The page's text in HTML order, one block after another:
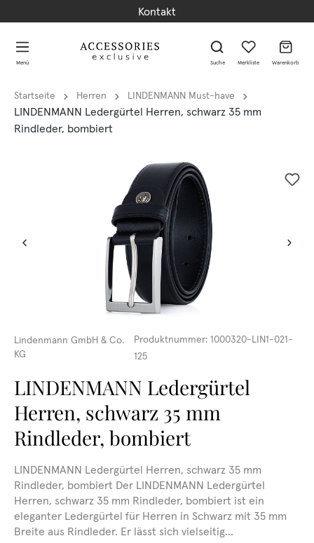
Kontakt
Menü Suche Merkliste Warenkorb
Startseite Herren LINDENMANN Must-have
LINDENMANN Ledergürtel Herren, schwarz 35 mm
Rindleder, bombiert
Lindenmann GmbH & Co.
KG
Produktnummer:1000320-LIN1-021-
125
LINDENMANN Ledergürtel
Herren, schwarz 35 mm
Rindleder, bombiert
LINDENMANN Ledergürtel Herren, schwarz 35 mm
Rindleder, bombiert Der LINDENMANN Ledergürtel
Herren, schwarz 35 mm Rindleder, bombiert ist ein
eleganter Ledergürtel für Herren in Schwarz mit 35 mm
Breite aus Rindleder. Er lässt sich vielseitig...